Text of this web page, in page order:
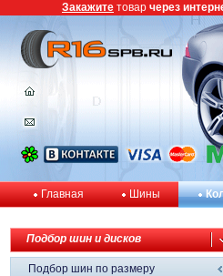
Главная Шины
Подбор шин и дисков
Подбор шин по размеру
Закажите товар через